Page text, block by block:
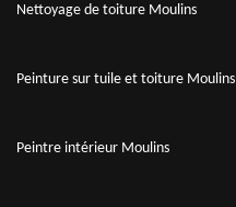
Nettoyage de toiture Moulins
Peinture sur tuile et toiture Moulins
Peintre intérieur Moulins